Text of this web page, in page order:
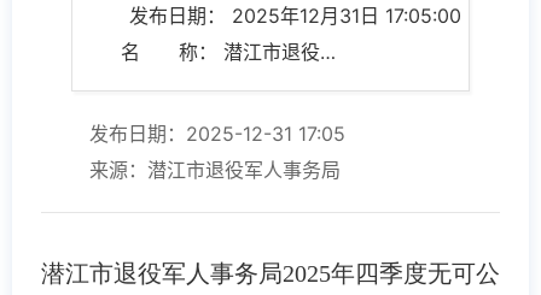
发布日期： 2025年12月31日 17:05:00
名 称： 潜江市退役军人事务局2025年四季度政策执行和落实情况说明
发布日期：2025-12-31 17:05
来源：潜江市退役军人事务局
潜江市退役军人事务局2025年四季度无可公